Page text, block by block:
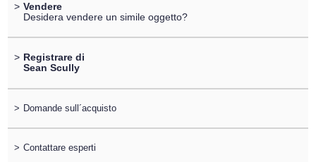
> Vendere
Desidera vendere un simile oggetto?
> Registrare di
Sean Scully
> Domande sull´acquisto
> Contattare esperti